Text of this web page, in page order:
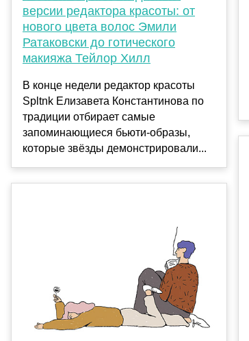
версии редактора красоты: от
нового цвета волос Эмили
Ратаковски до готического
макияжа Тейлор Хилл
В конце недели редактор красоты
Spltnk Елизавета Константинова по
традиции отбирает самые
запоминающиеся бьюти-образы,
которые звёзды демонстрировали...